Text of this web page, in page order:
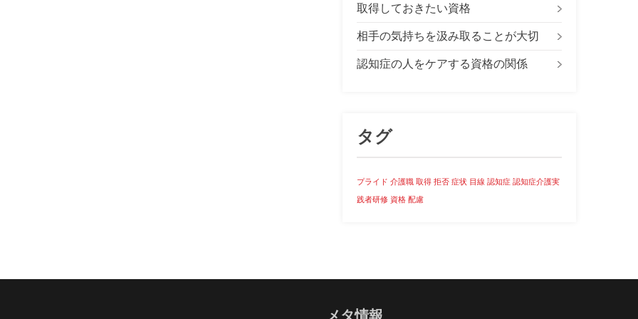
取得しておきたい資格
相手の気持ちを汲み取ることが大切
認知症の人をケアする資格の関係
タグ
プライド 介護職 取得 拒否 症状 目線 認知症 認知症介護実
践者研修 資格 配慮
メタ情報